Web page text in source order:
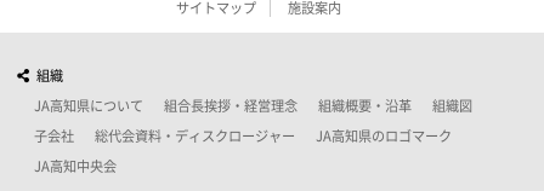
サイトマップ 施設案内
組織
JA高知県について 組合長挨拶・経営理念 組織概要・沿革 組織図
子会社 総代会資料・ディスクロージャー JA高知県のロゴマーク
JA高知中央会